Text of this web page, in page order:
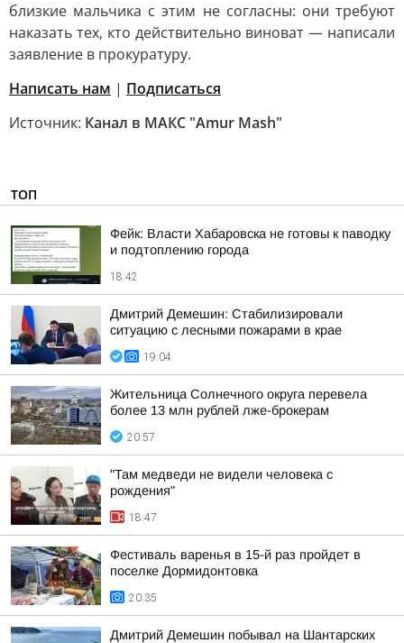
близкие мальчика с этим не согласны: они требуют
наказать тех, кто действительно виноват — написали
заявление в прокуратуру.
Написать нам | Подписаться
Источник: Канал в МАКС "Amur Mash"
ТОП
Фейк: Власти Хабаровска не готовы к паводку
и подтоплению города
18:42
Дмитрий Демешин: Стабилизировали
ситуацию с лесными пожарами в крае
19:04
Жительница Солнечного округа перевела
более 13 млн рублей лже-брокерам
20:57
"Там медведи не видели человека с
рождения"
18:47
Фестиваль варенья в 15-й раз пройдет в
поселке Дормидонтовка
20:35
Дмитрий Демешин побывал на Шантарских